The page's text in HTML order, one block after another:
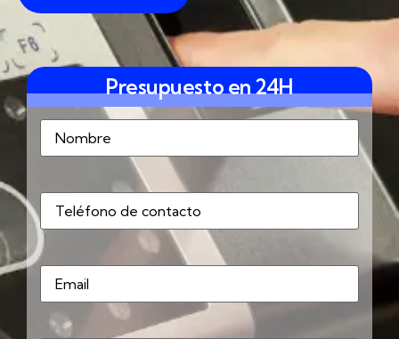
Presupuesto en 24H
Nombre
Teléfono(Obligatorio)
Correo
electrónico